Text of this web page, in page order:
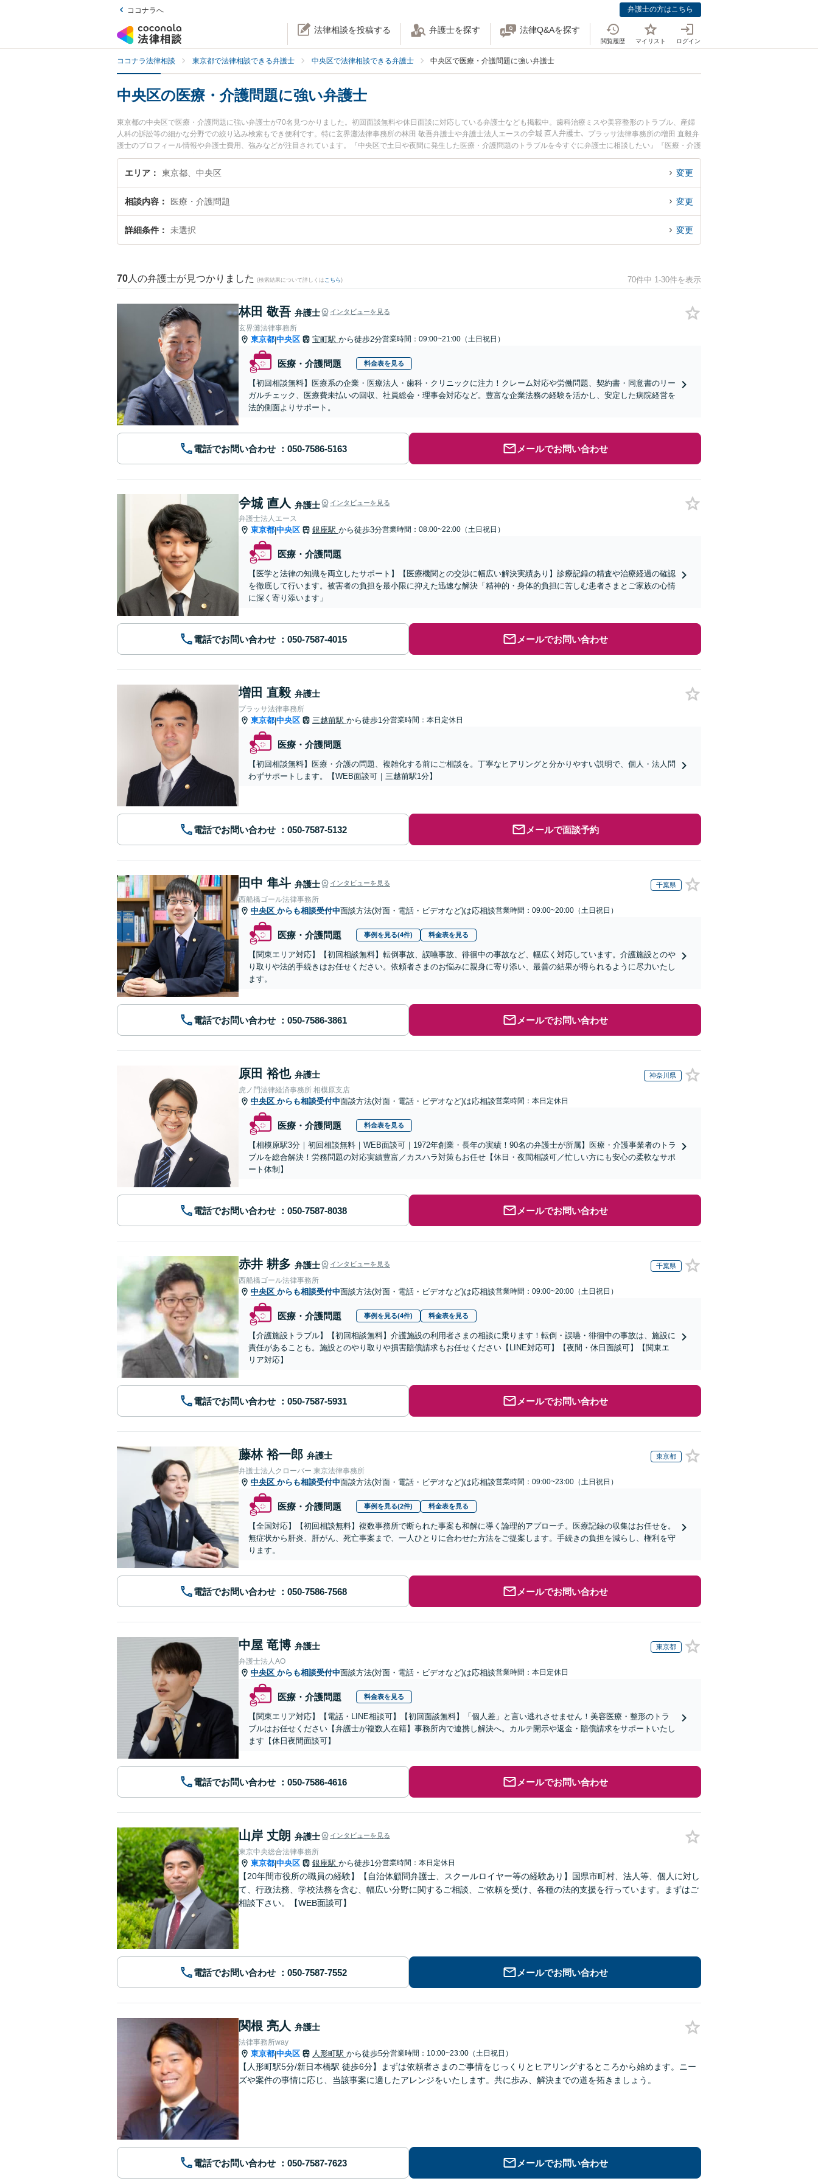
ココナラへ 弁護士の方はこちら
法律相談を投稿する 弁護士を探す 法律Q&Aを探す
閲覧履歴 マイリスト ログイン
ココナラ法律相談 東京都で法律相談できる弁護士 中央区で法律相談できる弁護士 中央区で医療・介護問題に強い弁護士
中央区の医療・介護問題に強い弁護士
東京都の中央区で医療・介護問題に強い弁護士が70名見つかりました。初回面談無料や休日面談に対応している弁護士なども掲載中。歯科治療ミスや美容整形のトラブル、産婦
人科の訴訟等の細かな分野での絞り込み検索もでき便利です。特に玄界灘法律事務所の林田 敬吾弁護士や弁護士法人エースの𫝆城 直人弁護士、プラッサ法律事務所の増田 直毅弁
護士のプロフィール情報や弁護士費用、強みなどが注目されています。『中央区で土日や夜間に発生した医療・介護問題のトラブルを今すぐに弁護士に相談したい』『医療・介護
問題のトラブル解決の実績豊富な近くの弁護士を検索したい』『初回相談無料で医療・介護問題を法律相談できる中央区内の弁護士に相談予約したい』などでお困りの相談者さん
におすすめです。
エリア 東京都、中央区 変更
相談内容 医療・介護問題 変更
詳細条件 未選択 変更
70 人の弁護士が見つかりました (検索結果について詳しくは こちら) 70件中 1-30件を表示
林田 敬吾 弁護士 インタビューを見る
玄界灘法律事務所
東京都|中央区 宝町駅 から徒歩2分営業時間：09:00~21:00（土日祝日）
医療・介護問題 料金表を見る
【初回相談無料】医療系の企業・医療法人・歯科・クリニックに注力！クレーム対応や労働問題、契約書・同意書のリー
ガルチェック、医療費未払いの回収、社員総会・理事会対応など。豊富な企業法務の経験を活かし、安定した病院経営を
法的側面よりサポート。
電話でお問い合わせ メールでお問い合わせ
𫝆城 直人 弁護士 インタビューを見る
弁護士法人エース
東京都|中央区 銀座駅 から徒歩3分営業時間：08:00~22:00（土日祝日）
医療・介護問題
【医学と法律の知識を両立したサポート】【医療機関との交渉に幅広い解決実績あり】診療記録の精査や治療経過の確認
を徹底して行います。被害者の負担を最小限に抑えた迅速な解決「精神的・身体的負担に苦しむ患者さまとご家族の心情
に深く寄り添います」
電話でお問い合わせ メールでお問い合わせ
増田 直毅 弁護士
プラッサ法律事務所
東京都|中央区 三越前駅 から徒歩1分営業時間：本日定休日
医療・介護問題
【初回相談無料】医療・介護の問題、複雑化する前にご相談を。丁寧なヒアリングと分かりやすい説明で、個人・法人問
わずサポートします。【WEB面談可｜三越前駅1分】
電話でお問い合わせ メールで面談予約
田中 隼斗 弁護士 インタビューを見る 千葉県
西船橋ゴール法律事務所
中央区 からも相談受付中面談方法(対面・電話・ビデオなど)は応相談営業時間：09:00~20:00（土日祝日）
医療・介護問題 事例を見る(4件) 料金表を見る
【関東エリア対応】【初回相談無料】転倒事故、誤嚥事故、徘徊中の事故など、幅広く対応しています。介護施設とのや
り取りや法的手続きはお任せください。依頼者さまのお悩みに親身に寄り添い、最善の結果が得られるように尽力いたし
ます。
電話でお問い合わせ メールでお問い合わせ
原田 裕也 弁護士 神奈川県
虎ノ門法律経済事務所 相模原支店
中央区 からも相談受付中面談方法(対面・電話・ビデオなど)は応相談営業時間：本日定休日
医療・介護問題 料金表を見る
【相模原駅3分｜初回相談無料｜WEB面談可｜1972年創業・長年の実績！90名の弁護士が所属】医療・介護事業者のトラ
ブルを総合解決！労務問題の対応実績豊富／カスハラ対策もお任せ【休日・夜間相談可／忙しい方にも安心の柔軟なサポ
ート体制】
電話でお問い合わせ メールでお問い合わせ
赤井 耕多 弁護士 インタビューを見る 千葉県
西船橋ゴール法律事務所
中央区 からも相談受付中面談方法(対面・電話・ビデオなど)は応相談営業時間：09:00~20:00（土日祝日）
医療・介護問題 事例を見る(4件) 料金表を見る
【介護施設トラブル】【初回相談無料】介護施設の利用者さまの相談に乗ります！転倒・誤嚥・徘徊中の事故は、施設に
責任があることも。施設とのやり取りや損害賠償請求もお任せください【LINE対応可】【夜間・休日面談可】【関東エ
リア対応】
電話でお問い合わせ メールでお問い合わせ
藤林 裕一郎 弁護士 東京都
弁護士法人クローバー 東京法律事務所
中央区 からも相談受付中面談方法(対面・電話・ビデオなど)は応相談営業時間：09:00~23:00（土日祝日）
医療・介護問題 事例を見る(2件) 料金表を見る
【全国対応】【初回相談無料】複数事務所で断られた事案も和解に導く論理的アプローチ。医療記録の収集はお任せを。
無症状から肝炎、肝がん、死亡事案まで、一人ひとりに合わせた方法をご提案します。手続きの負担を減らし、権利を守
ります。
電話でお問い合わせ メールでお問い合わせ
中屋 竜博 弁護士 東京都
弁護士法人AO
中央区 からも相談受付中面談方法(対面・電話・ビデオなど)は応相談営業時間：本日定休日
医療・介護問題 料金表を見る
【関東エリア対応】【電話・LINE相談可】【初回面談無料】「個人差」と言い逃れさせません！美容医療・整形のトラ
ブルはお任せください【弁護士が複数人在籍】事務所内で連携し解決へ。カルテ開示や返金・賠償請求をサポートいたし
ます【休日夜間面談可】
電話でお問い合わせ メールでお問い合わせ
山岸 丈朗 弁護士 インタビューを見る
東京中央総合法律事務所
東京都|中央区 銀座駅 から徒歩1分営業時間：本日定休日
【20年間市役所の職員の経験】【自治体顧問弁護士、スクールロイヤー等の経験あり】国県市町村、法人等、個人に対し
て、行政法務、学校法務を含む、幅広い分野に関するご相談、ご依頼を受け、各種の法的支援を行っています。まずはご
相談下さい。【WEB面談可】
電話でお問い合わせ メールでお問い合わせ
関根 亮人 弁護士
法律事務所way
東京都|中央区 人形町駅 から徒歩5分営業時間：10:00~23:00（土日祝日）
【人形町駅5分/新日本橋駅 徒歩6分】まずは依頼者さまのご事情をじっくりとヒアリングするところから始めます。ニー
ズや案件の事情に応じ、当該事案に適したアレンジをいたします。共に歩み、解決までの道を拓きましょう。
電話でお問い合わせ メールでお問い合わせ